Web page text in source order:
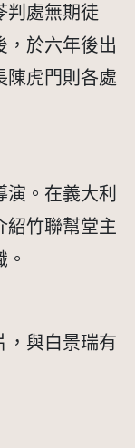
判處無期徒
，於六年後出
陳虎門則各處
。在義大利
紹竹聯幫堂主
，與白景瑞有